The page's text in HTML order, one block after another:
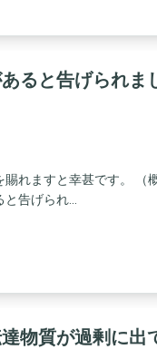
ると告げられま
れますと幸甚です。 （
告げられ...
物質が過剰に出